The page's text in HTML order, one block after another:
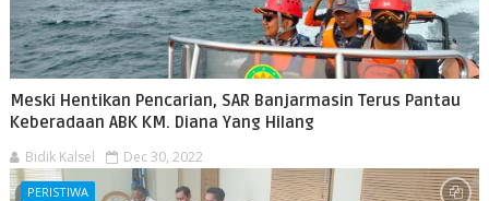
Meski Hentikan Pencarian, SAR Banjarmasin Terus Pantau
Keberadaan ABK KM. Diana Yang Hilang
Bidik Kalsel Dec 30, 2022
PERISTIWA